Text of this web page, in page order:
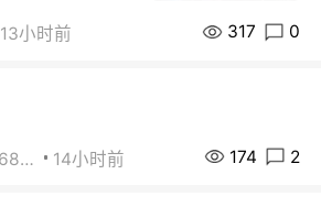
13小时前 317 0
街友49168527 14小时前 174 2